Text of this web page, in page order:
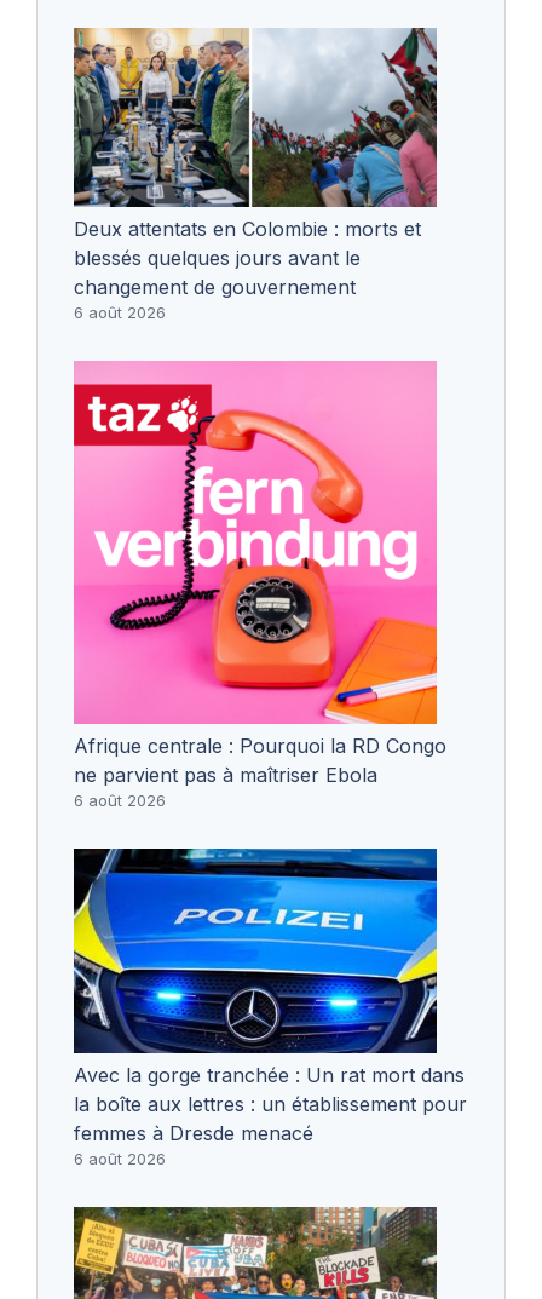
Deux attentats en Colombie : morts et
blessés quelques jours avant le
changement de gouvernement
6 août 2026
Afrique centrale : Pourquoi la RD Congo
ne parvient pas à maîtriser Ebola
6 août 2026
Avec la gorge tranchée : Un rat mort dans
la boîte aux lettres : un établissement pour
femmes à Dresde menacé
6 août 2026